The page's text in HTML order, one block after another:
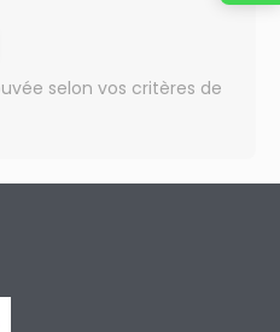
selon vos critères de